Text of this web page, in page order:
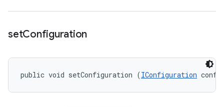
setConfiguration
public void setConfiguration (IConfiguration